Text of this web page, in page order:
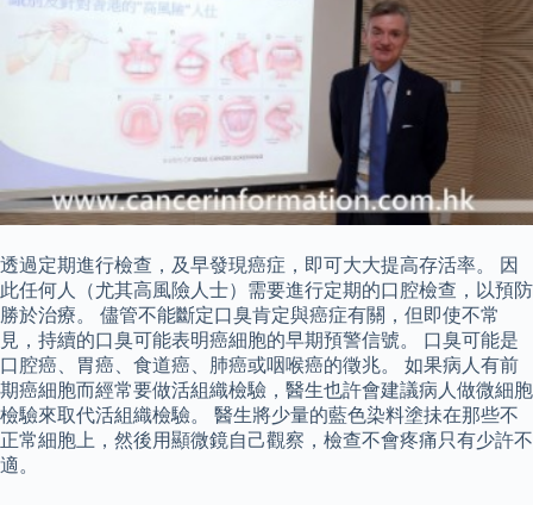
透過定期進行檢查，及早發現癌症，即可大大提高存活率。 因
此任何人（尤其高風險人士）需要進行定期的口腔檢查，以預防
勝於治療。 儘管不能斷定口臭肯定與癌症有關，但即使不常
見，持續的口臭可能表明癌細胞的早期預警信號。 口臭可能是
口腔癌、胃癌、食道癌、肺癌或咽喉癌的徵兆。 如果病人有前
期癌細胞而經常要做活組織檢驗，醫生也許會建議病人做微細胞
檢驗來取代活組織檢驗。 醫生將少量的藍色染料塗抺在那些不
正常細胞上，然後用顯微鏡自己觀察，檢查不會疼痛只有少許不
適。